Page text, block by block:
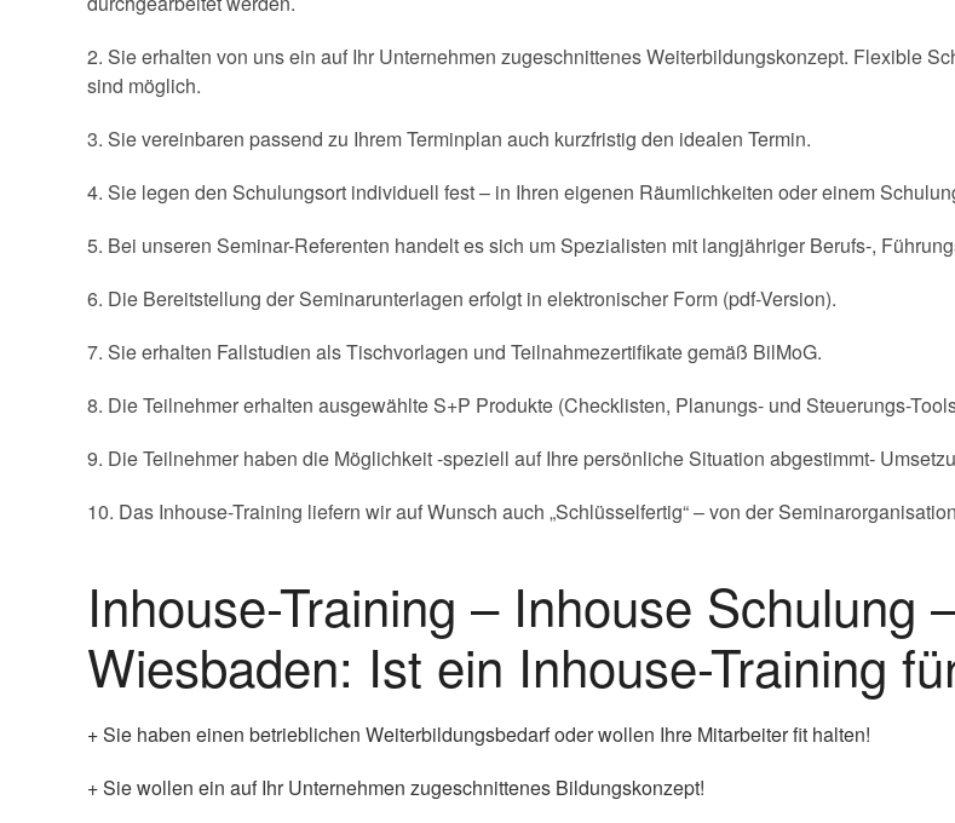
2. Sie erhalten von uns ein auf Ihr Unternehmen zugeschnittenes Weiterbildungskonzept. Flexible
sind möglich.
3. Sie vereinbaren passend zu Ihrem Terminplan auch kurzfristig den idealen Termin.
4. Sie legen den Schulungsort individuell fest – in Ihren eigenen Räumlichkeiten oder einem
5. Bei unseren Seminar-Referenten handelt es sich um Spezialisten mit langjähriger Berufs-,
6. Die Bereitstellung der Seminarunterlagen erfolgt in elektronischer Form (pdf-Version).
7. Sie erhalten Fallstudien als Tischvorlagen und Teilnahmezertifikate gemäß BilMoG.
8. Die Teilnehmer erhalten ausgewählte S+P Produkte (Checklisten, Planungs- und Steuerungs-
9. Die Teilnehmer haben die Möglichkeit -speziell auf Ihre persönliche Situation abgestimmt-
10. Das Inhouse-Training liefern wir auf Wunsch auch „Schlüsselfertig“ – von der
Inhouse-Training – Inhouse Schulung
Wiesbaden: Ist ein Inhouse-Training
+ Sie haben einen betrieblichen Weiterbildungsbedarf oder wollen Ihre Mitarbeiter fit halten!
+ Sie wollen ein auf Ihr Unternehmen zugeschnittenes Bildungskonzept!